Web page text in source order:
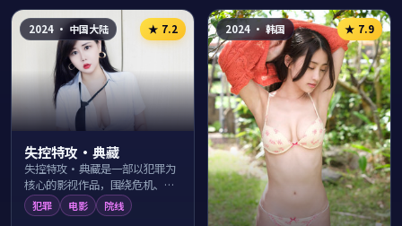
2024· 中国大陆 ★ 7.2
失控特攻·典藏
失控特攻·典藏是一部以犯罪为
核心的影视作品，围绕危机、反
转与人物成长展开，整体节奏紧
凑，值得推荐观看。
犯罪 电影 院线
2024· 韩国 ★ 7.9